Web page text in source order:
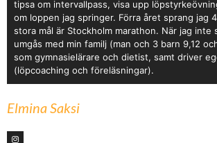
tipsa om intervallpass, visa upp
om loppen jag springer. Förra året sprang jag
stora mål är Stockholm marathon. När jag inte
umgås med min familj (man och 3 barn 9,12
som gymnasielärare och dietist, samt driver
(löpcoaching och föreläsningar).
Elmina Saksi